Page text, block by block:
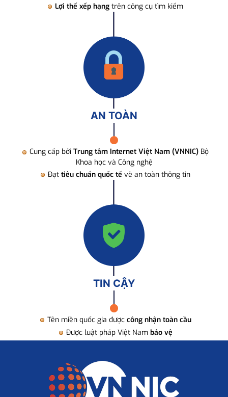
Lợi thế xếp hạng trên công cụ tìm kiếm
AN TOÀN
Cung cấp bởi Trung tâm Internet Việt Nam (VNNIC) Bộ
Khoa học và Công nghệ
Đạt tiêu chuẩn quốc tế về an toàn thông tin
TIN CẬY
Tên miền quốc gia được công nhận toàn cầu
Được luật pháp Việt Nam bảo vệ